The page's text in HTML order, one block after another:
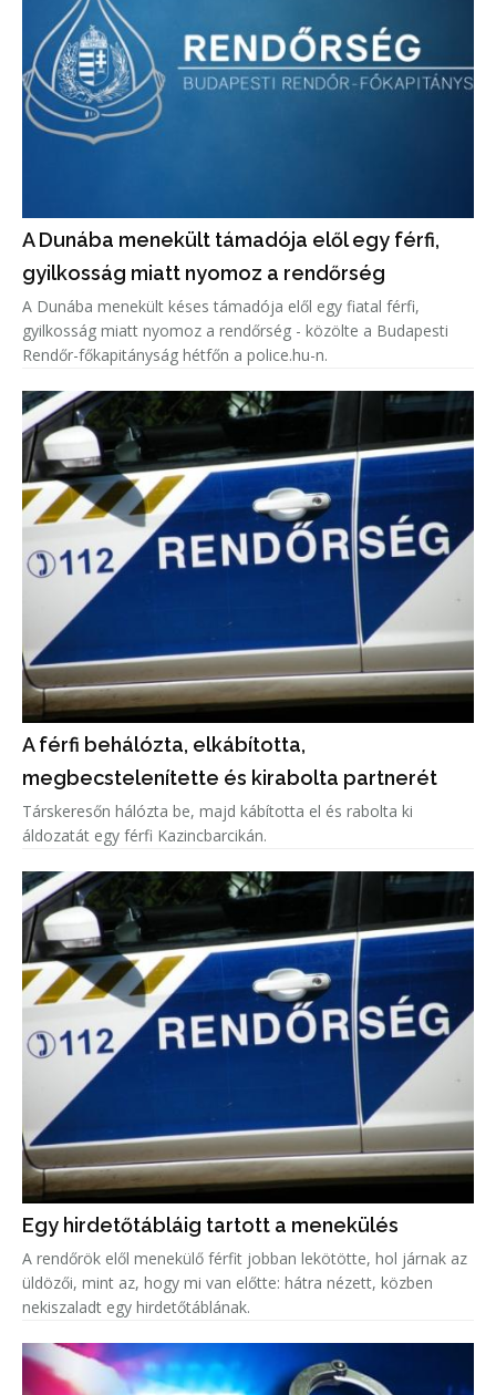
A Dunába menekült támadója elől egy férfi,
gyilkosság miatt nyomoz a rendőrség
A Dunába menekült késes támadója elől egy fiatal férfi,
gyilkosság miatt nyomoz a rendőrség - közölte a Budapesti
Rendőr-főkapitányság hétfőn a police.hu-n.
A férfi behálózta, elkábította,
megbecstelenítette és kirabolta partnerét
Társkeresőn hálózta be, majd kábította el és rabolta ki
áldozatát egy férfi Kazincbarcikán.
Egy hirdetőtábláig tartott a menekülés
A rendőrök elől menekülő férfit jobban lekötötte, hol járnak az
üldözői, mint az, hogy mi van előtte: hátra nézett, közben
nekiszaladt egy hirdetőtáblának.